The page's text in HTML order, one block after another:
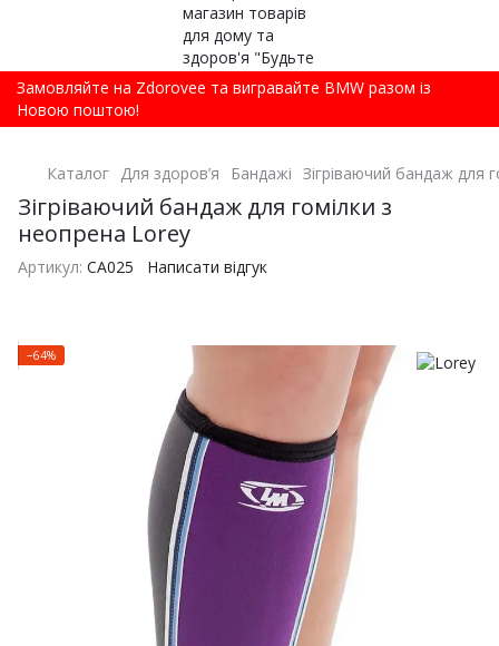
Замовляйте на Zdorovee та вигравайте BMW разом із
Новою поштою!
Каталог Для здоров’я Бандажі Зігріваючий бандаж для
Зігріваючий бандаж для гомілки з
неопрена Lorey
Артикул: СА025 Написати відгук
−64%